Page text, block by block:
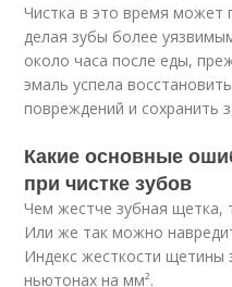
Чистка в это время может
делая зубы более
около часа после еды,
эмаль успела
повреждений и сохранить
Какие основные
при чистке зубов
Чем жестче зубная щетка,
Или же так можно
Индекс жесткости щетины
ньютонах на мм².